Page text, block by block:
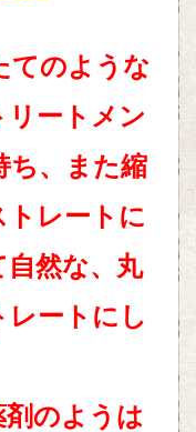
てのような
ートメン
ち、また縮
レートに
然な、丸
レートにし
のようは